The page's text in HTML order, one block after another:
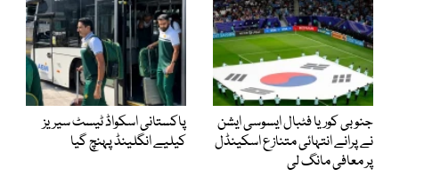
جنوبی کوریا فٹبال ایسوسی ایشن
نے پرانے انتہائی متنازع اسکینڈل
پر معافی مانگ لی
پاکستانی اسکواڈ ٹیسٹ سیریز
کیلیے انگلینڈ پہنچ گیا